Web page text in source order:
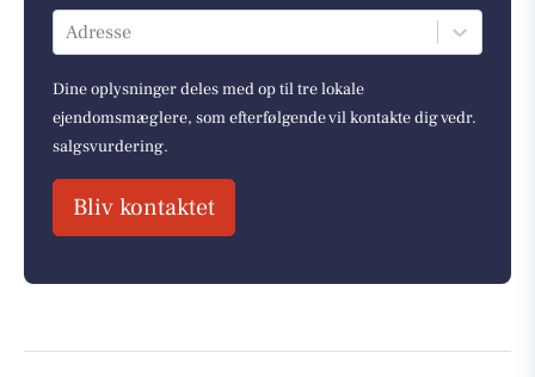
Adresse
Dine oplysninger deles med op til tre lokale
ejendomsmæglere, som efterfølgende vil kontakte dig vedr.
salgsvurdering.
Bliv kontaktet